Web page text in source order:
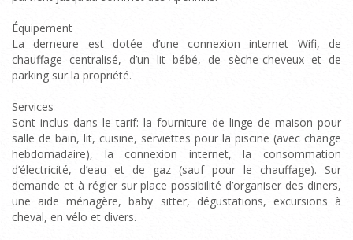
Équipement
La demeure est dotée d’une connexion internet Wifi, de
chauffage centralisé, d’un lit bébé, de sèche-cheveux et de
parking sur la propriété.
Services
Sont inclus dans le tarif: la fourniture de linge de maison pour
salle de bain, lit, cuisine, serviettes pour la piscine (avec change
hebdomadaire), la connexion internet, la consommation
d’électricité, d’eau et de gaz (sauf pour le chauffage). Sur
demande et à régler sur place possibilité d’organiser des diners,
une aide ménagère, baby sitter, dégustations, excursions à
cheval, en vélo et divers.